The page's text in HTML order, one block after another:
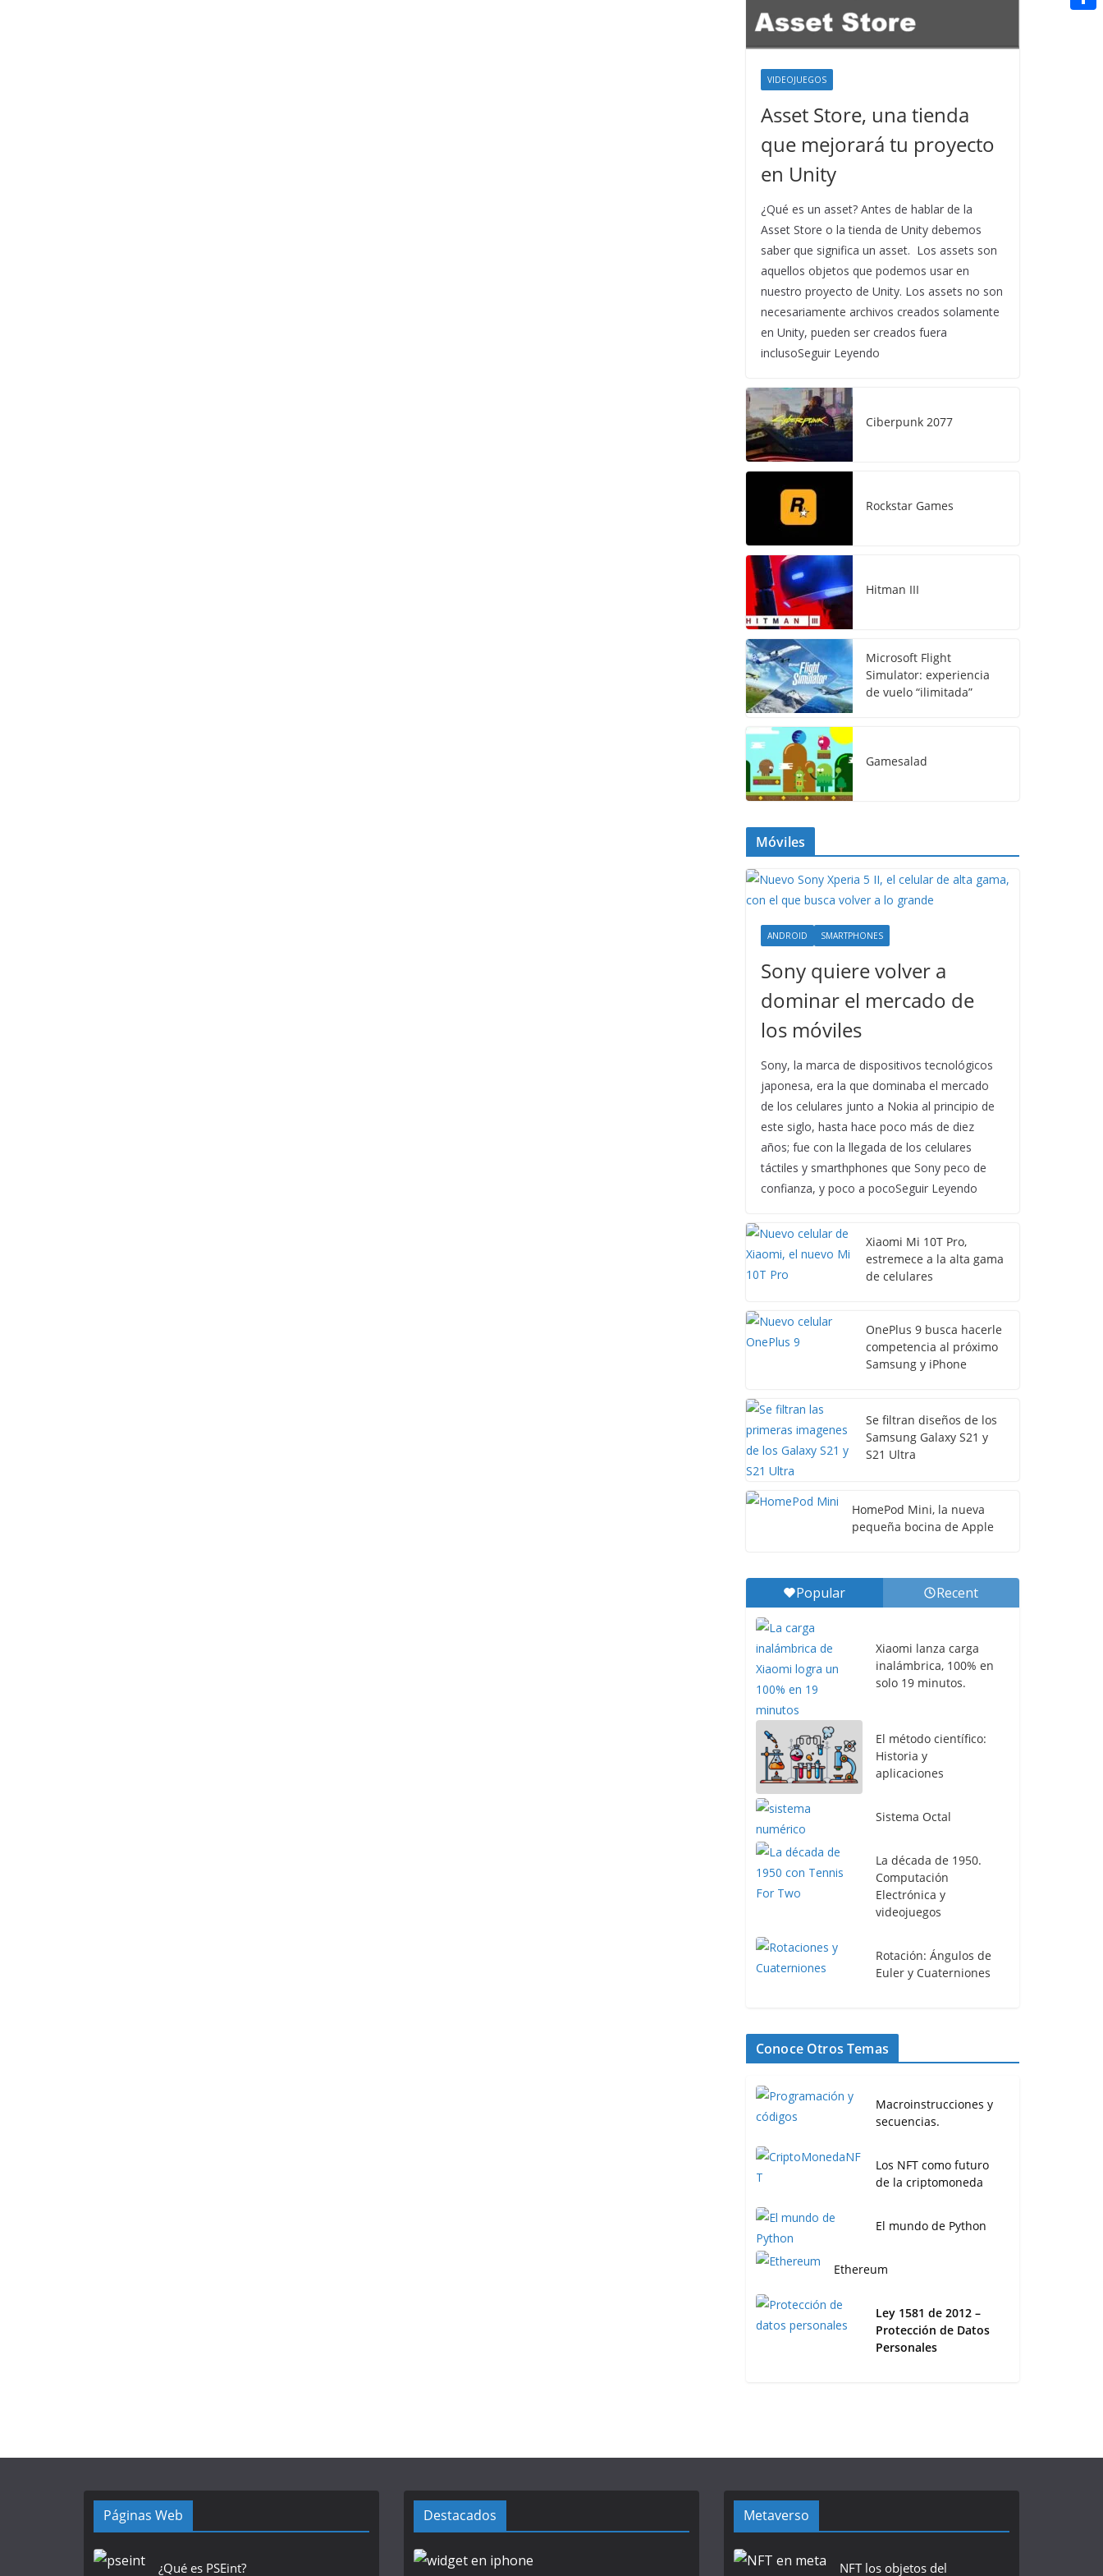
VIDEOJUEGOS
Asset Store, una tienda
que mejorará tu proyecto
en Unity
¿Qué es un asset? Antes de hablar de la
Asset Store o la tienda de Unity debemos
saber que significa un asset. Los assets son
aquellos objetos que podemos usar en
nuestro proyecto de Unity. Los assets no son
necesariamente archivos creados solamente
en Unity, pueden ser creados fuera
inclusoSeguir Leyendo
Ciberpunk 2077
Rockstar Games
Hitman III
Microsoft Flight
Simulator: experiencia
de vuelo “ilimitada”
Gamesalad
Móviles
ANDROID SMARTPHONES
Sony quiere volver a
dominar el mercado de
los móviles
Sony, la marca de dispositivos tecnológicos
japonesa, era la que dominaba el mercado
de los celulares junto a Nokia al principio de
este siglo, hasta hace poco más de diez
años; fue con la llegada de los celulares
táctiles y smarthphones que Sony peco de
confianza, y poco a pocoSeguir Leyendo
Xiaomi Mi 10T Pro,
estremece a la alta gama
de celulares
OnePlus 9 busca hacerle
competencia al próximo
Samsung y iPhone
Se filtran diseños de los
Samsung Galaxy S21 y
S21 Ultra
HomePod Mini, la nueva
pequeña bocina de Apple
Popular Recent
Xiaomi lanza carga
inalámbrica, 100% en
solo 19 minutos.
El método científico:
Historia y
aplicaciones
Sistema Octal
La década de 1950.
Computación
Electrónica y
videojuegos
Rotación: Ángulos de
Euler y Cuaterniones
Conoce Otros Temas
Macroinstrucciones y
secuencias.
Los NFT como futuro
de la criptomoneda
El mundo de Python
Ethereum
Ley 1581 de 2012 –
Protección de Datos
Personales
Páginas Web
¿Qué es PSEint?
Destacados Metaverso
NFT los objetos del
n
a